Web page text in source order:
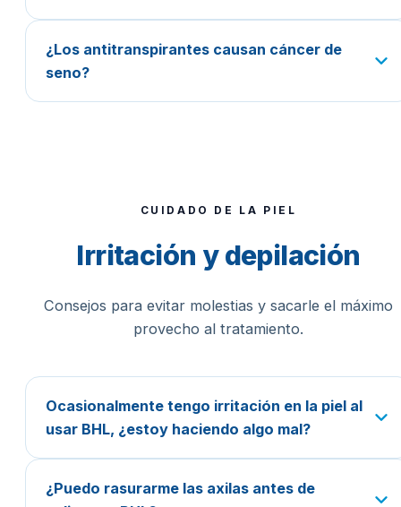
¿Los antitranspirantes causan cáncer de
seno?
CUIDADO DE LA PIEL
Irritación y depilación
Consejos para evitar molestias y sacarle el máximo
provecho al tratamiento.
Ocasionalmente tengo irritación en la piel al
usar BHL, ¿estoy haciendo algo mal?
¿Puedo rasurarme las axilas antes de